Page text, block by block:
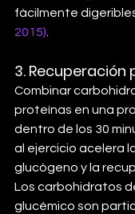
fácilmente
2015).
3.
Combinar
proteínas en una
dentro de los 30
al ejercicio acelera
glucógeno y la
Los carbohidratos
glucémico son